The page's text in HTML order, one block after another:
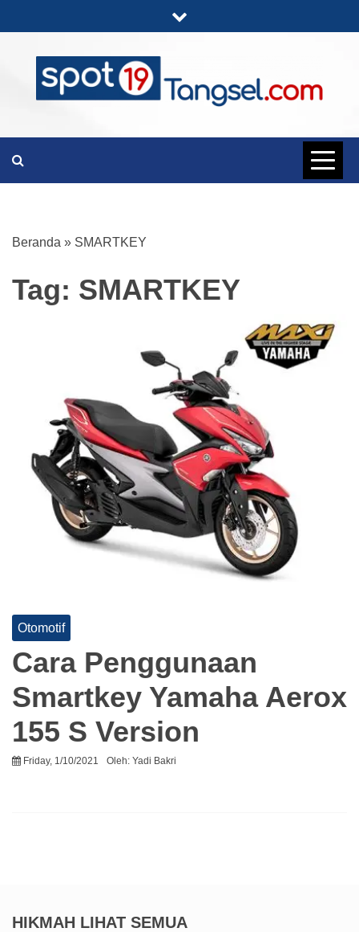
to
content
SPOT19
Beranda » SMARTKEY
Tag: SMARTKEY
Otomotif
Cara Penggunaan
Smartkey Yamaha Aerox
155 S Version
Friday, 1/10/2021 Oleh: Yadi Bakri
HIKMAH LIHAT SEMUA